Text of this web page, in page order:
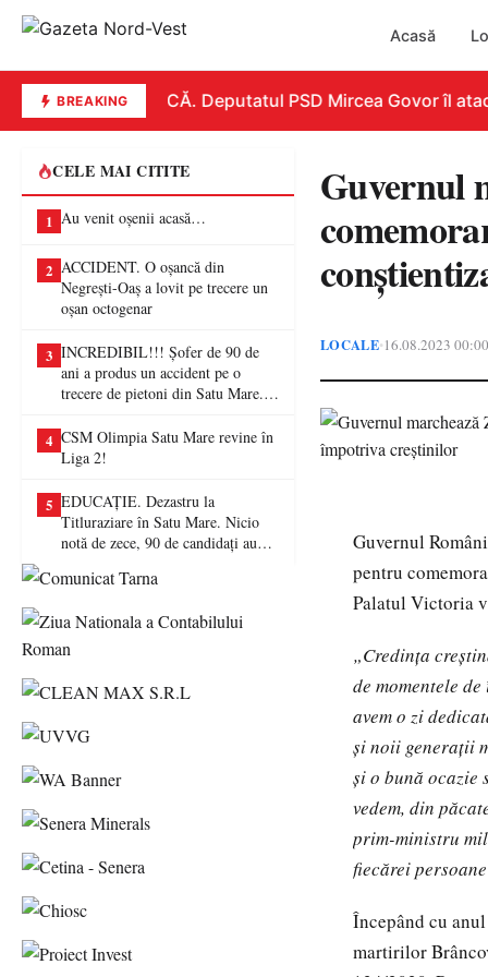
Acasă
BREAKINGREPLICĂ. Deputatul PSD Mircea Govor îl
CELE MAI CITITE
1 Au venit oșenii acasă…
2 ACCIDENT. O oșancă din
Negrești-Oaș a lovit pe trecere un
oșan octogenar
3 INCREDIBIL!!! Șofer de 90 de
ani a produs un accident pe o
trecere de pietoni din Satu Mare. O
4 CSM Olimpia Satu Mare revine în
Liga 2!
5 EDUCAȚIE. Dezastru la
Titluraziare în Satu Mare. Nicio
notă de zece, 90 de candidați au
Guvernul
LOCALE•16.08.2023 00:00
Guvernul
pentru
Palatul Victoria
„Credința
de momentele
avem o zi
și noii generații
și o bună ocazie
vedem, din
prim-ministru
fiecărei
Începând cu
martirilor